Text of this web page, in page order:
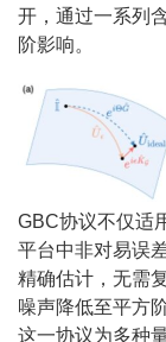
开，通过一系列
阶影响。
GBC协议不仅适
平台中非对易误
精确估计，无需
噪声降低至平方
这一协议为多种